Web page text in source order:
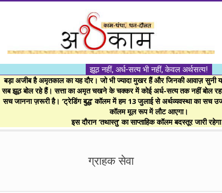
।।
अर्थकाम।।
BE
FINANCIALLY
झूठ नहीं, अर्ध-सत्य भी नहीं, केवल अर्थसत्य!
बड़ा अजीब है अमृतकाल का यह दौर। जो भी ज्यादा मुखर हैं और जिनकी आवाज़ सुनी
सब झूठ बोल रहे हैं। सत्ता का अमृत चखने के चक्कर में कोई अर्ध-सत्य तक नहीं बोल
सच जानना ज़रूरी है। ‘ट्रेडिंग बुद्ध’ कॉलम में हम 13 जुलाई से अर्थव्यवस्था का सच
कॉलम मूल रूप में लौट आएगा।
इस दौरान ‘तथास्तु’ का साप्ताहिक कॉलम बदस्तूर जारी
ग्राहक सेवा